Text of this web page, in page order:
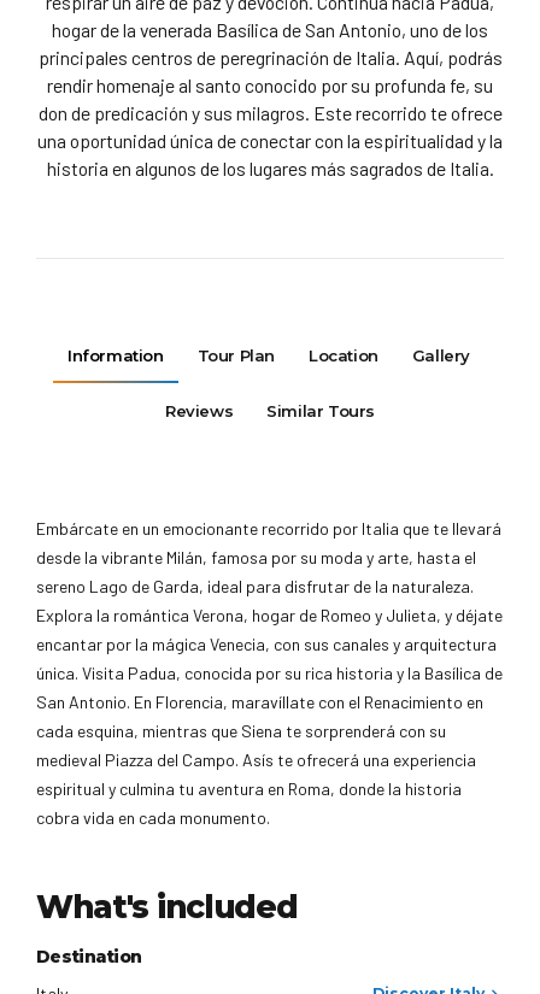
hogar de la venerada Basílica de San Antonio, uno de los
principales centros de peregrinación de Italia. Aquí, podrás
rendir homenaje al santo conocido por su profunda fe, su
don de predicación y sus milagros. Este recorrido te ofrece
una oportunidad única de conectar con la espiritualidad y la
historia en algunos de los lugares más sagrados de Italia.
Information Tour Plan Location Gallery
Reviews Similar Tours
Embárcate en un emocionante recorrido por Italia que te llevará
desde la vibrante Milán, famosa por su moda y arte, hasta el
sereno Lago de Garda, ideal para disfrutar de la naturaleza.
Explora la romántica Verona, hogar de Romeo y Julieta, y déjate
encantar por la mágica Venecia, con sus canales y arquitectura
única. Visita Padua, conocida por su rica historia y la Basílica de
San Antonio. En Florencia, maravíllate con el Renacimiento en
cada esquina, mientras que Siena te sorprenderá con su
medieval Piazza del Campo. Asís te ofrecerá una experiencia
espiritual y culmina tu aventura en Roma, donde la historia
cobra vida en cada monumento.
What's included
Destination